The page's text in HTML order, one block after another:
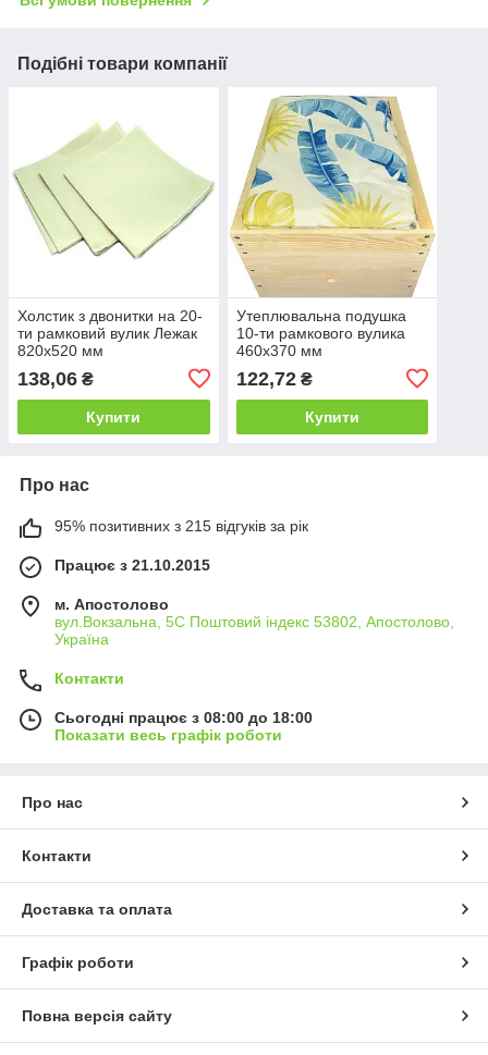
Подібні товари компанії
Холстик з двонитки на 20-
ти рамковий вулик Лежак
820х520 мм
138,06 ₴
Купити
Утеплювальна подушка
10-ти рамкового вулика
460х370 мм
122,72₴
Купити
Про нас
95% позитивних з 215 відгуків за рік
Працює з 21.10.2015
м. Апостолово
вул.Вокзальна, 5С Поштовий індекс 53802, Апостолово,
Україна
Контакти
Сьогодні працює з 08:00 до 18:00
Показати весь графік роботи
Про нас
Контакти
Доставка та оплата
Графік роботи
Повна версія сайту